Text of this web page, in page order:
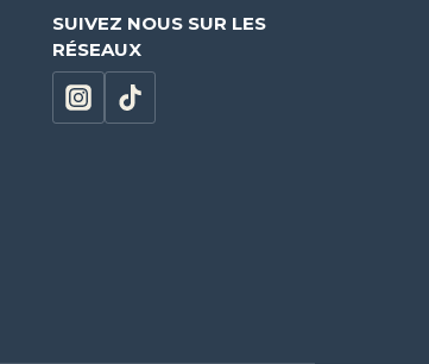
SUIVEZ NOUS SUR LES
RÉSEAUX